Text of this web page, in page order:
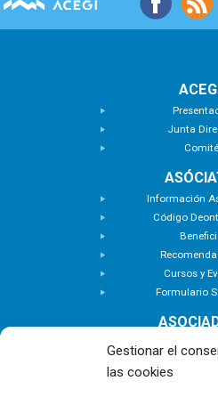
Gestionar el
las cookies
Junta
Información
Código
Cursos y
Formulario
Buscar
Zona